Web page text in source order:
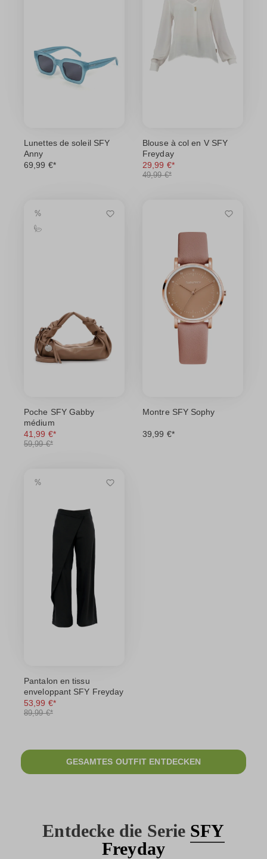
Lunettes de soleil SFY
Anny
69,99 €*
Blouse à col en V SFY
Freyday
29,99 €*
49,99 €*
Poche SFY Gabby
médium
41,99 €*
59,99 €*
Montre SFY Sophy
39,99 €*
Pantalon en tissu
enveloppant SFY Freyday
53,99 €*
89,99 €*
GESAMTES OUTFIT ENTDECKEN
Entdecke die Serie SFY
Freyday